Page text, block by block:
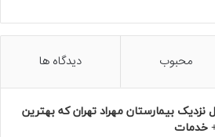
محبوب دیدگاه ها
نزدیک بیمارستان مهراد تهران که بهترین‌
خدمات